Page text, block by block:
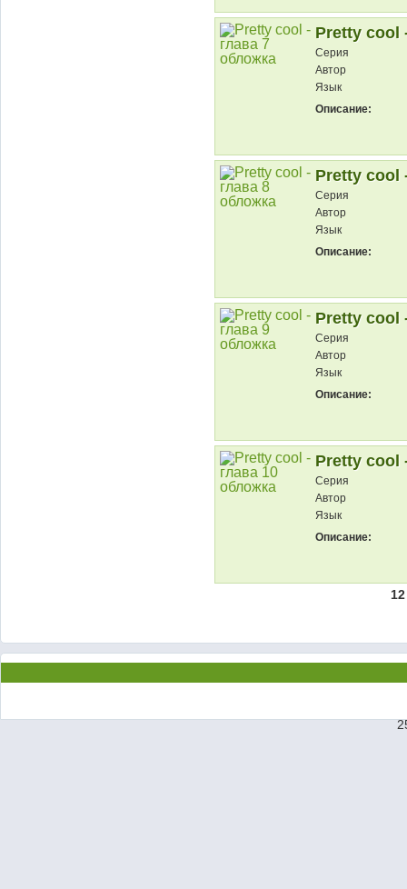
Pretty cool
Серия
Автор
Язык
Описание:
Pretty cool
Серия
Автор
Язык
Описание:
Pretty cool
Серия
Автор
Язык
Описание:
Pretty cool
Серия
Автор
Язык
Описание: